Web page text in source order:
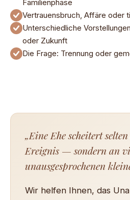
Familienphase
Vertrauensbruch, Affäre oder
Unterschiedliche
oder Zukunft
Die Frage: Trennung oder
„Eine Ehe scheitert
Ereignis — sondern an
unausgesprochenen
Wir helfen Ihnen, das